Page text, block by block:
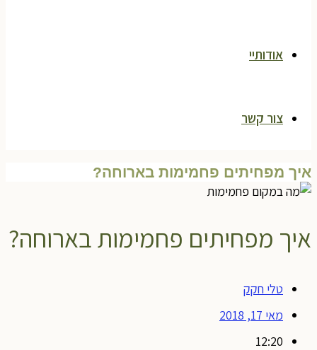
אודותיי
צור קשר
איך מפחיתים פחמימות בארוחה?
איך מפחיתים פחמימות בארוחה?
טלי חקק
מאי 17, 2018
12:20